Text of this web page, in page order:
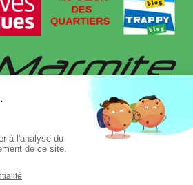
Mentions légales